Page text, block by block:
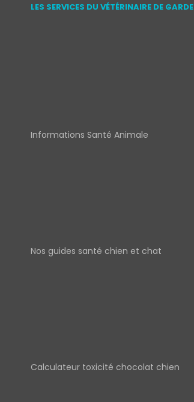
LES SERVICES DU VÉTÉRINAIRE DE GARDE
Informations Santé Animale
Nos guides santé chien et chat
Calculateur toxicité chocolat chien